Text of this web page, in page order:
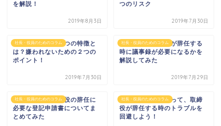
を解説！
2019年8月3日
つのリスク
2019年7月30日
社長・役員のためのコラム
嫌われる社長の５つの特徴と
は？嫌われないための２つの
ポイント！
2019年7月30日
社長・役員のためのコラム
【必要？】取締役が辞任する
時に議事録が必要になるかを
解説してみた
2019年7月29日
社長・役員のためのコラム
【慌てずに】取締役の辞任に
必要な登記申請書についてま
とめてみた
社長・役員のためのコラム
会社法の基本を知って、取締
役が辞任する時のトラブルを
回避しよう！